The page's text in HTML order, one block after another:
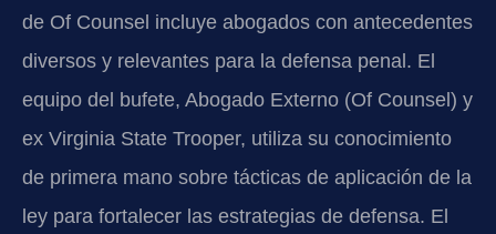
de Of Counsel incluye abogados con antecedentes
diversos y relevantes para la defensa penal. El
equipo del bufete, Abogado Externo (Of Counsel) y
ex Virginia State Trooper, utiliza su conocimiento
de primera mano sobre tácticas de aplicación de la
ley para fortalecer las estrategias de defensa. El